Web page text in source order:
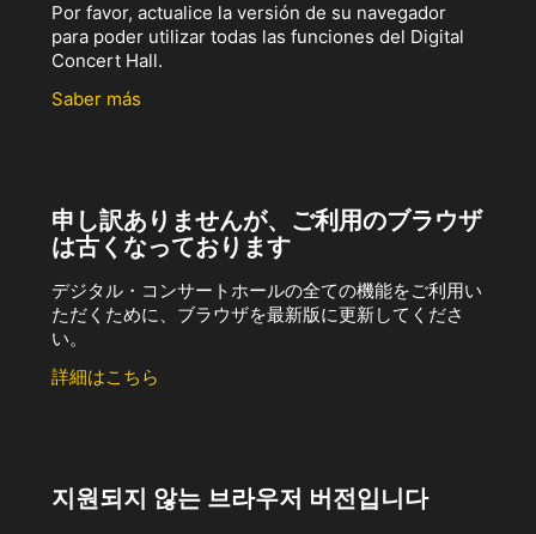
Por favor, actualice la versión de su navegador
para poder utilizar todas las funciones del Digital
Concert Hall.
Saber más
申し訳ありませんが、ご利用のブラウザ
は古くなっております
デジタル・コンサートホールの全ての機能をご利用い
ただくために、ブラウザを最新版に更新してくださ
い。
詳細はこちら
지원되지 않는 브라우저 버전입니다